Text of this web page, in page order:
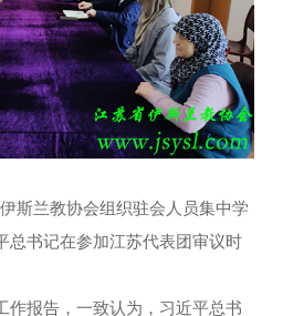
斯兰教协会组织驻会人员集中学
总书记在参加江苏代表团审议时
作报告，一致认为，习近平总书